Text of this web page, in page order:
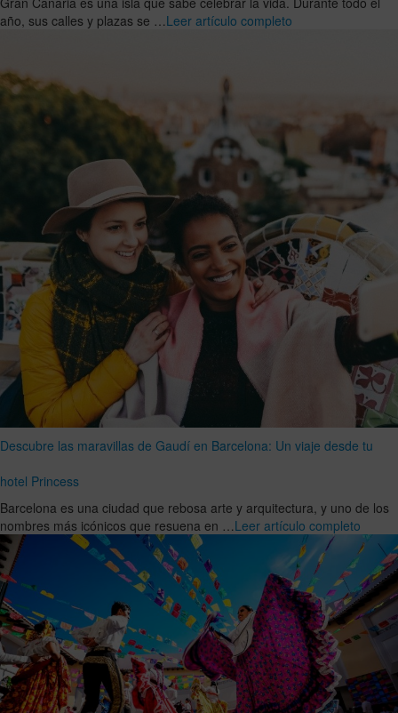
año, sus calles y plazas se …Leer artículo completo
Descubre las maravillas de Gaudí en Barcelona: Un viaje desde tu
hotel Princess
Barcelona es una ciudad que rebosa arte y arquitectura, y uno de los
nombres más icónicos que resuena en …Leer artículo completo